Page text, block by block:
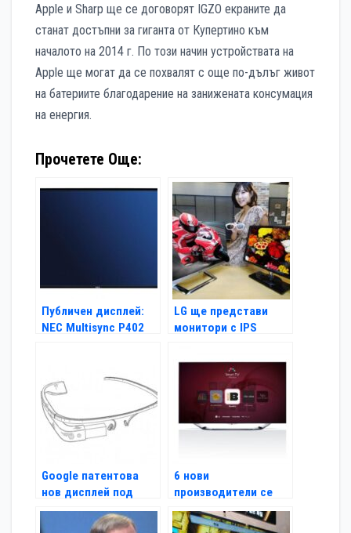
Apple и Sharp ще се договорят IGZO екраните да
станат достъпни за гиганта от Купертино към
началото на 2014 г. По този начин устройствата на
Apple ще могат да се похвалят с още по-дълъг живот
на батериите благодарение на занижената консумация
на енергия.
Прочетете Още:
Публичен дисплей:
NEC Multisync P402
LG ще представи
монитори с IPS
Google патентова
нов дисплей под
формата на очила
6 нови
производители се
включиха към
SmartTVAlliance